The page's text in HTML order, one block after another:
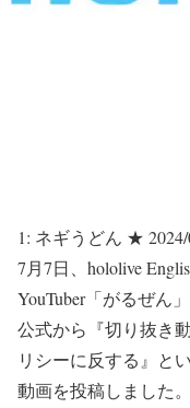
1: ネギうどん ★
7月7日、hololive
YouTuber「がるぜん
公式から『切り抜き
リシーに反する』と
動画を投稿しました